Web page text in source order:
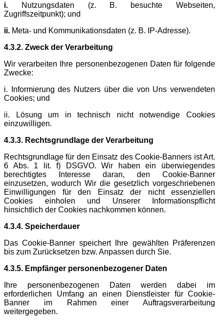
i. Nutzungsdaten (z. B. besuchte Webseiten,
Zugriffszeitpunkt); und
ii. Meta- und Kommunikationsdaten (z. B. IP-Adresse).
4.3.2. Zweck der Verarbeitung
Wir verarbeiten Ihre personenbezogenen Daten für folgende
Zwecke:
i. Informierung des Nutzers über die von Uns verwendeten
Cookies; und
ii. Lösung um in technisch nicht notwendige Cookies
einzuwilligen.
4.3.3. Rechtsgrundlage der Verarbeitung
Rechtsgrundlage für den Einsatz des Cookie-Banners ist Art.
6 Abs. 1 lit. f) DSGVO. Wir haben ein überwiegendes
berechtigtes Interesse daran, den Cookie-Banner
einzusetzen, wodurch Wir die gesetzlich vorgeschriebenen
Einwilligungen für den Einsatz der nicht essenziellen
Cookies einholen und Unserer Informationspflicht
hinsichtlich der Cookies nachkommen können.
4.3.4. Speicherdauer
Das Cookie-Banner speichert Ihre gewählten Präferenzen
bis zum Zurücksetzen bzw. Anpassen durch Sie.
4.3.5. Empfänger personenbezogener Daten
Ihre personenbezogenen Daten werden dabei im
erforderlichen Umfang an einen Dienstleister für Cookie-
Banner im Rahmen einer Auftragsverarbeitung
weitergegeben.